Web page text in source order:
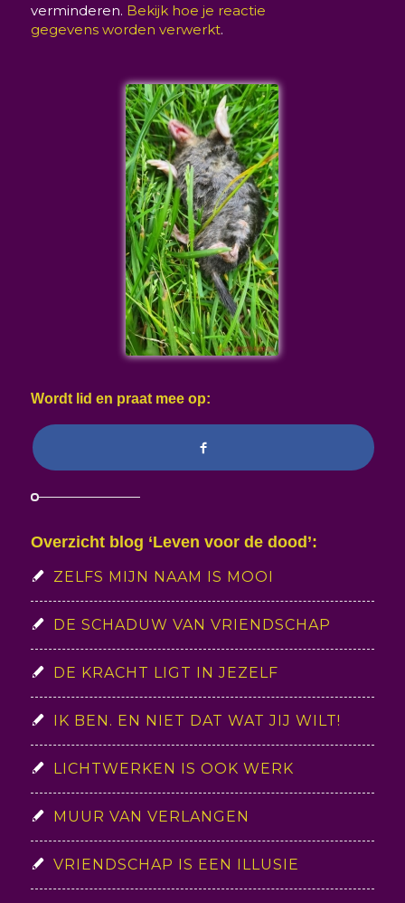
verminderen. Bekijk hoe je reactie
gegevens worden verwerkt.
Wordt lid en praat mee op:
Overzicht blog ‘Leven voor de dood’:
ZELFS MIJN NAAM IS MOOI
DE SCHADUW VAN VRIENDSCHAP
DE KRACHT LIGT IN JEZELF
IK BEN. EN NIET DAT WAT JIJ WILT!
LICHTWERKEN IS OOK WERK
MUUR VAN VERLANGEN
VRIENDSCHAP IS EEN ILLUSIE